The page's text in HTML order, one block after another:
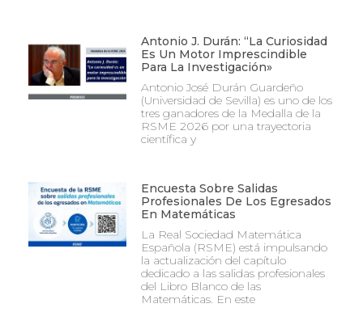
Antonio J. Durán: “La Curiosidad
Es Un Motor Imprescindible
Para La Investigación»
Antonio José Durán Guardeño
(Universidad de Sevilla) es uno de los
tres ganadores de la Medalla de la
RSME 2026 por una trayectoria
científica y
Encuesta Sobre Salidas
Profesionales De Los Egresados
En Matemáticas
La Real Sociedad Matemática
Española (RSME) está impulsando
la actualización del capítulo
dedicado a las salidas profesionales
del Libro Blanco de las
Matemáticas. En este